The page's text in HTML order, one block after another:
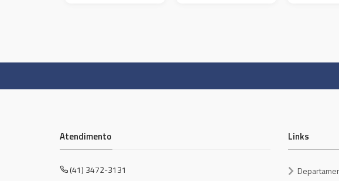
Atendimento
(41) 3472-3131
Links